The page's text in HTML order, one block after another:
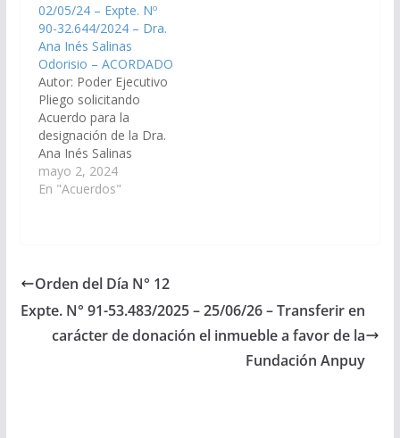
Personas y Familia N°
1 del Distrito Judicial
Centro. (Expte. Nº 90-
23.182/14 - A la
Comisión de Justicia,
Acuerdos y
Designaciones).
Acordado…
02/05/24 – Expte. Nº
90-32.644/2024 – Dra.
Ana Inés Salinas
Odorisio – ACORDADO
Autor: Poder Ejecutivo
Pliego solicitando
Acuerdo para la
designación de la Dra.
Ana Inés Salinas
Odorisio, D.N.I. N°
22.146.790, en el cargo
Comisión de Justicia,
Designaciones).
Acordado, el
mayo 2, 2024
En "Acuerdos"
Orden del Día N° 12
Expte. N° 91-53.483/2025 – 25/06/26 – Transferir en
carácter de donación el inmueble a favor de la
Fundación Anpuy